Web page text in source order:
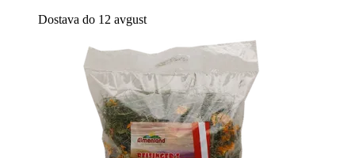
Dostava do 12 avgust